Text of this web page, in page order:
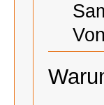
Von